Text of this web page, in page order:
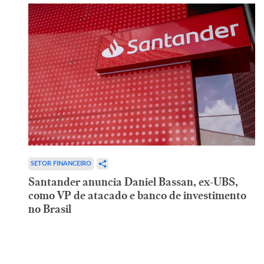
SETOR FINANCEIRO
Santander anuncia Daniel Bassan, ex-UBS,
como VP de atacado e banco de investimento
no Brasil